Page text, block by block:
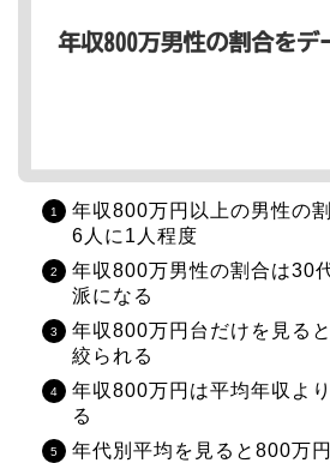
年収800万円以上の男性の
6人に1人程度
年収800万男性の割合は30
派になる
年収800万円台だけを見る
絞られる
年収800万円は平均年収よ
る
年代別平均を見ると800万